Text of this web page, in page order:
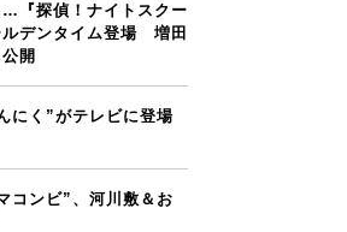
…『探偵！ナイトスクー
ルデンタイム登場 増田
開
にく”がテレビに登場
コンビ”、河川敷＆お